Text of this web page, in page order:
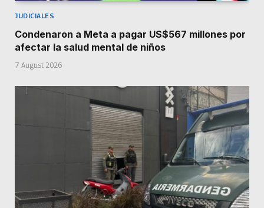
JUDICIALES
Condenaron a Meta a pagar US$567 millones por
afectar la salud mental de niños
7 August 2026